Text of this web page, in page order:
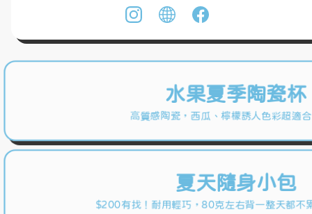
水果夏季陶瓷杯
高質感陶瓷，西瓜、檸檬誘人色彩超適
夏天隨身小包
$200有找！耐用輕巧，80克左右背一整天都不